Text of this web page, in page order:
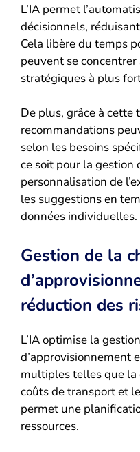
L’IA permet
décisionnels,
Cela libère du temps
peuvent se
stratégiques à plus
De plus, grâce à cette
recommandations
selon les besoins
ce soit pour la gestion
personnalisation de
les suggestions en
données individuelles.
Gestion de la
réduction des
L’IA optimise la
d’approvisionnement
multiples telles que la
coûts de transport et
permet une
ressources.